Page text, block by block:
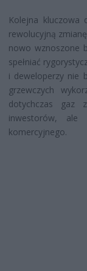
Kolejna
rewolucyjną
nowo wznoszone
spełniać
i deweloperzy nie
grzewczych
dotychczas gaz
inwestorów, ale
komercyjnego.